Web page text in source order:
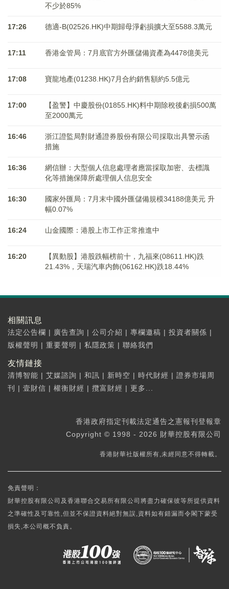
不少於85%
17:26 德適-B(02526.HK)中期歸母淨虧損擴大至5588.3萬元
17:11 香港金管局：7月底官方外匯儲備資產為4478億美元
17:08 寶龍地產(01238.HK)7月合約銷售額約5.5億元
17:00
【盈警】中慶股份(01855.HK)料中期除稅後虧損500萬
至2000萬元
16:46
浙江證監局對財通證券股份有限公司採取出具警示函
措施
16:36
網信辦：大型個人信息處理者應當採取加密、去標識
化等措施保障所處理個人信息安全
16:30
國家外匯局：7月末中國外匯儲備規模34188億美元 升
幅0.07%
16:24 山金國際：港股上市工作正常推進中
16:20
【異動股】港股跌幅榜前十，九福來(08611.HK)跌
21.43%，天瑞汽車内飾(06162.HK)跌18.44%
相關訊息
法定公告欄 | 廣告查詢 | 公司介紹 | 專欄邀稿 | 投資者關係 |
版權聲明 | 重要聲明 | 私隱政策 | 聯絡我們
友情鏈接
清博智能 | 艾媒諮詢 | 和訊 | 新時空 | 時代財經 | 證券市場周
刊
| 壹財信 | 權衡財經 | 攬富財經 | 更多...
香港政府指定刊載法定通告之憲報刊登報章
Copyright © 1998 - 2026 財華控股有限公司
香港財華社版權所有,未經同意不得轉載。
免責聲明：
財華控股有限公司及香港聯合交易所有限公司將盡力確保彼等所提供資料
之準確性及可靠性,但並不保證資料絕對無誤,資料如有錯漏而令閣下蒙受
損失,本公司概不負責。